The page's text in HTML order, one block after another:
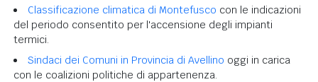
Classificazione climatica di Montefusco con le indicazioni
del periodo consentito per l'accensione degli impianti
termici.
Sindaci dei Comuni in Provincia di Avellino oggi in carica
con le coalizioni politiche di appartenenza.